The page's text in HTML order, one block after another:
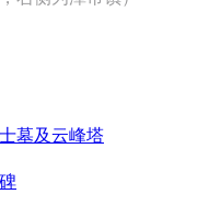
墓及云峰塔